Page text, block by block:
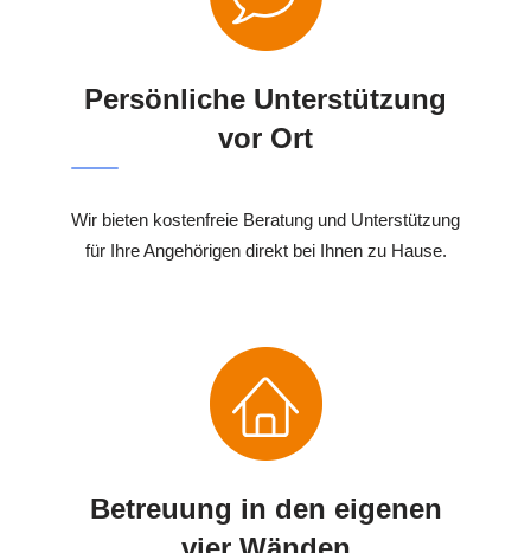
Persönliche Unterstützung
vor Ort
Wir bieten kostenfreie Beratung und Unterstützung
für Ihre Angehörigen direkt bei Ihnen zu Hause.
Betreuung in den eigenen